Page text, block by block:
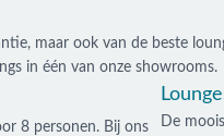
maar ook van de beste
in één van onze showrooms.
8 personen. Bij ons
De